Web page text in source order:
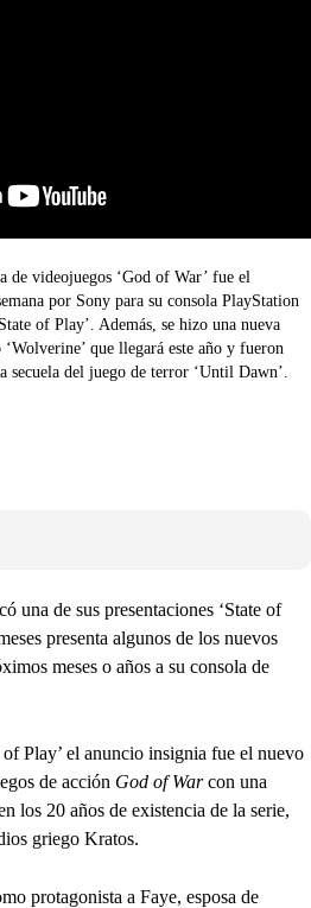
de videojuegos ‘God of War’ fue el
por Sony para su consola PlayStation
of Play’. Además, se hizo una nueva
que llegará este año y fueron
secuela del juego de terror ‘Until Dawn’.
una de sus presentaciones ‘State of
presenta algunos de los nuevos
meses o años a su consola de
Play’ el anuncio insignia fue el nuevo
de acción God of Warcon una
los 20 años de existencia de la serie,
griego Kratos.
protagonista a Faye, esposa de